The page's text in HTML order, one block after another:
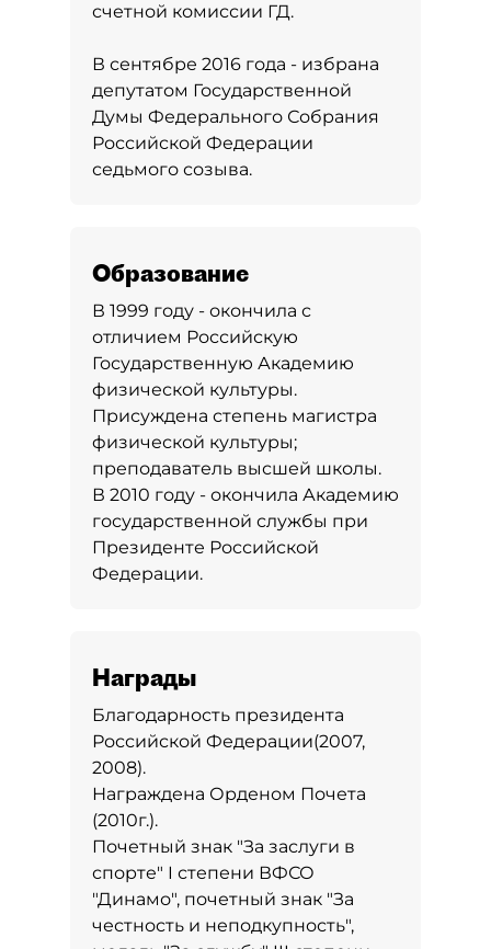
счетной комиссии ГД.
В сентябре 2016 года - избрана
депутатом Государственной
Думы Федерального Собрания
Российской Федерации
седьмого созыва.
Образование
В 1999 году - окончила с
отличием Российскую
Государственную Академию
физической культуры.
Присуждена степень магистра
физической культуры;
преподаватель высшей школы.
В 2010 году - окончила Академию
государственной службы при
Президенте Российской
Федерации.
Награды
Благодарность президента
Российской Федерации(2007,
2008).
Награждена Орденом Почета
(2010г.).
Почетный знак "За заслуги в
спорте" I степени ВФСО
"Динамо", почетный знак "За
честность и неподкупность",